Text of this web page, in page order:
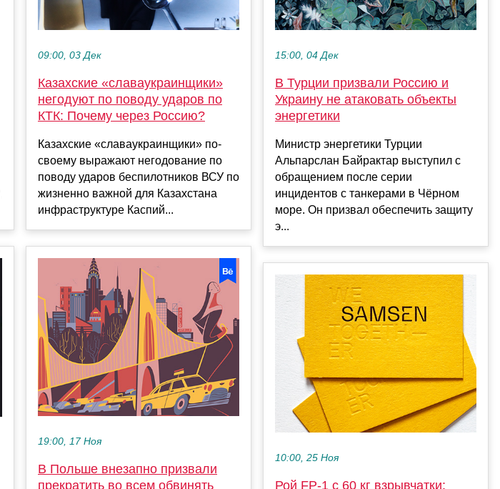
09:00, 03 Дек
Казахские «славаукраинщики»
негодуют по поводу ударов по
КТК: Почему через Россию?
Казахские «славаукраинщики» по-
своему выражают негодование по
поводу ударов беспилотников ВСУ по
жизненно важной для Казахстана
инфраструктуре Каспий...
19:00, 17 Ноя
В Польше внезапно призвали
прекратить во всем обвинять
15:00, 04 Дек
В Турции призвали Россию и
Украину не атаковать объекты
энергетики
Министр энергетики Турции
Альпарслан Байрактар выступил с
обращением после серии
инцидентов с танкерами в Чёрном
море. Он призвал обеспечить защиту
э...
10:00, 25 Ноя
Рой FP-1 с 60 кг взрывчатки: